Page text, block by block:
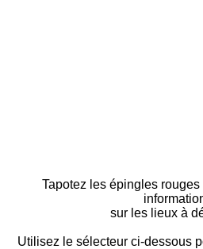
Tapotez les épingles
sur les lieux à
Utilisez le sélecteur ci-dessous